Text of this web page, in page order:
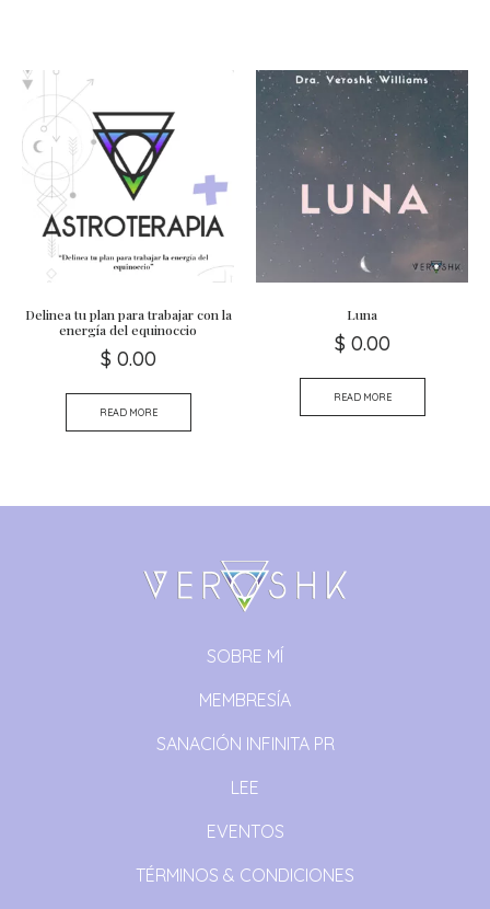
Delinea tu plan para trabajar con la
energía del equinoccio
$ 0.00
READ MORE
Luna
$ 0.00
READ MORE
SOBRE MÍ
MEMBRESÍA
SANACIÓN INFINITA PR
LEE
EVENTOS
TÉRMINOS & CONDICIONES